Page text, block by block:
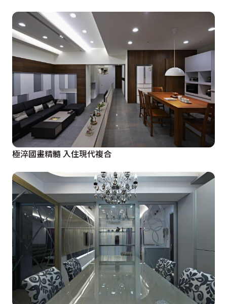
極淬國畫精髓 入住現代複合